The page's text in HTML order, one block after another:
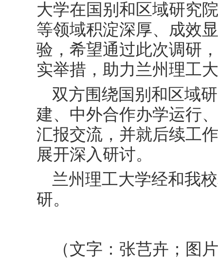
大学在国别和区域研究
等领域积淀深厚、成效
验，希望通过此次调研
实举措，助力兰州理工
双方围绕国别和区域
建、中外合作办学运行
汇报交流，并就后续工
展开深入研讨。
兰州理工大学经和我
研。
（文字：张芑卉；图